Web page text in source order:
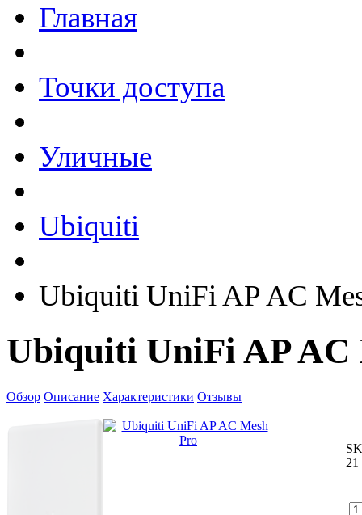
Главная
Точки доступа
Уличные
Ubiquiti
Ubiquiti UniFi AP AC
Ubiquiti UniFi AP AC
Обзор Описание Характеристики Отзывы
21